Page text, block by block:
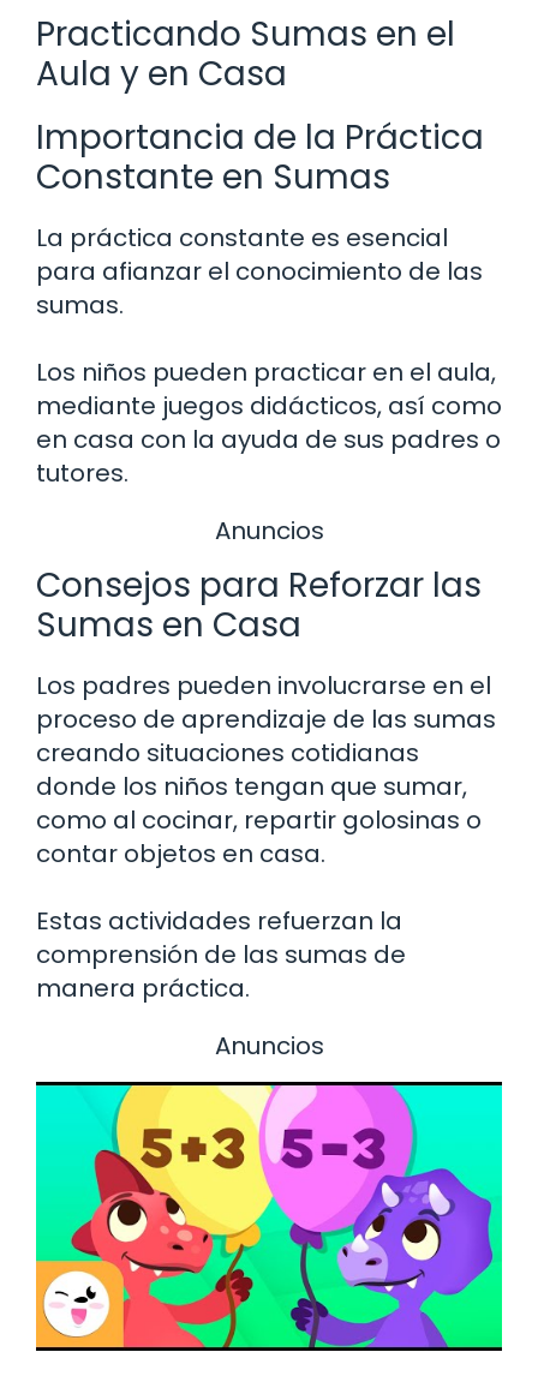
Practicando Sumas en el
Aula y en Casa
Importancia de la Práctica
Constante en Sumas
La práctica constante es esencial
para afianzar el conocimiento de las
sumas.
Los niños pueden practicar en el aula,
mediante juegos didácticos, así como
en casa con la ayuda de sus padres o
tutores.
Anuncios
Consejos para Reforzar las
Sumas en Casa
Los padres pueden involucrarse en el
proceso de aprendizaje de las sumas
creando situaciones cotidianas
donde los niños tengan que sumar,
como al cocinar, repartir golosinas o
contar objetos en casa.
Estas actividades refuerzan la
comprensión de las sumas de
manera práctica.
Anuncios